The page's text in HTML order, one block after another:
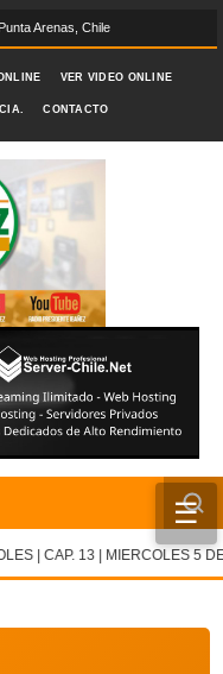
Arenas, Chile
VER VIDEO ONLINE
CONTACTO
☰
| CAP. 13 | MIERCOLES 5 DE